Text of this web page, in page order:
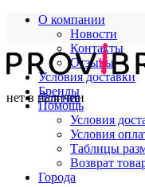
О компании
Новости
Контакты
Отзывы
Условия доставки
Бренды
Помощь
Условия
Условия
Таблицы
Возврат
Города
Для нее
нет в наличии